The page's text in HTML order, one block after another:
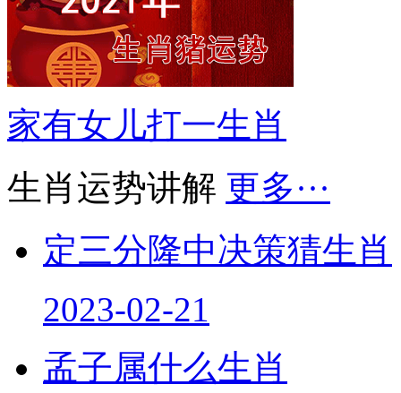
家有女儿打一生肖
生肖运势讲解 更多···
定三分隆中决策猜生肖
2023-02-21
孟子属什么生肖